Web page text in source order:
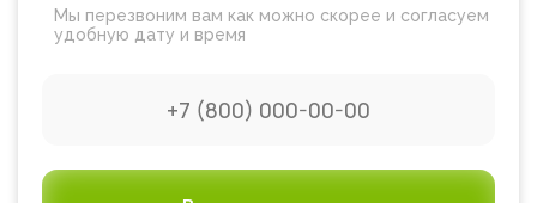
Мы перезвоним вам как можно скорее и согласуем
удобную дату и время